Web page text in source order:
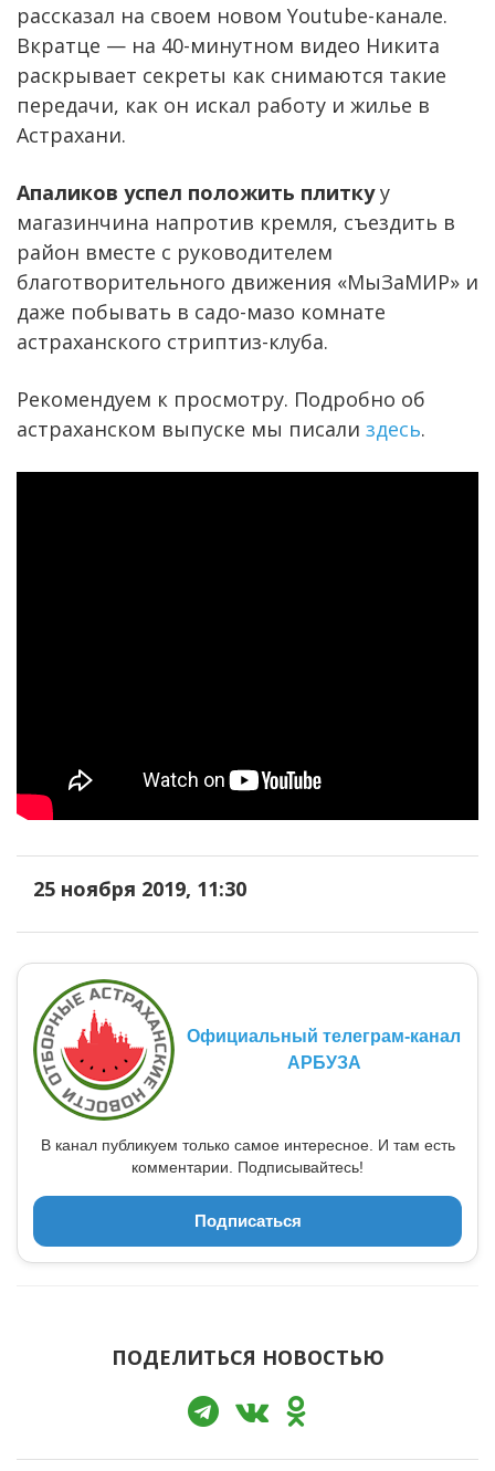
рассказал на своем новом Youtube-канале.
Вкратце — на 40-минутном видео Никита
раскрывает секреты как снимаются такие
передачи, как он искал работу и жилье в
Астрахани.
Апаликов успел положить плиткуу
магазинчина напротив кремля, съездить в
район вместе с руководителем
благотворительного движения «МыЗаМИР» и
даже побывать в садо-мазо комнате
астраханского стриптиз-клуба.
Рекомендуем к просмотру. Подробно об
астраханском выпуске мы писали здесь.
25 ноября 2019, 11:30
Официальный телеграм-канал
АРБУЗА
В канал публикуем только самое интересное. И там есть
комментарии. Подписывайтесь!
Подписаться
ПОДЕЛИТЬСЯ НОВОСТЬЮ